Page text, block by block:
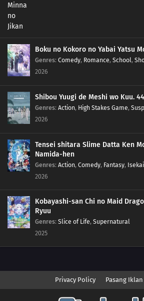
Boku no Kokoro no Yabai Yatsu
Genres: Comedy, Romance, School,
2026
Shibou Yuugi de Meshi wo Kuu.
Genres: Action, High Stakes Game,
2026
Tensei shitara Slime Datta Ken
Namida-hen
Genres: Action, Comedy, Fantasy, Isekai
2026
Kobayashi-san Chi no Maid
Ryuu
Genres: Slice of Life, Supernatural
2025
Privacy Policy Pasang Iklan